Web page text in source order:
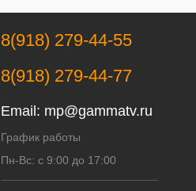
8(918) 279-44-55
8(918) 279-44-77
Email: mp@gammatv.ru
График работы
Пн-Вс: с 9:00 до 17:00